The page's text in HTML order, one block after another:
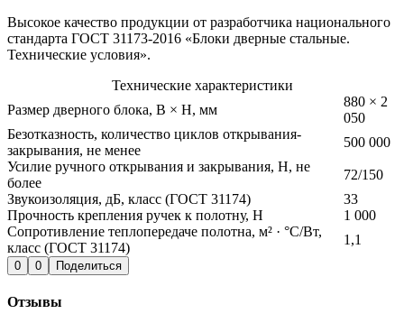
Высокое качество продукции от разработчика национального
стандарта ГОСТ 31173-2016 «Блоки дверные стальные.
Технические условия».
Технические характеристики
Размер дверного блока, B × H, мм
880 × 2
050
Безотказность, количество циклов открывания-
закрывания, не менее
500 000
Усилие ручного открывания и закрывания, Н, не
более
72/150
Звукоизоляция, дБ, класс (ГОСТ 31174)
33
Прочность крепления ручек к полотну, H
1 000
Сопротивление теплопередаче полотна, м² · °С/Вт,
класс (ГОСТ 31174)
1,1
0 0 Поделиться
Отзывы